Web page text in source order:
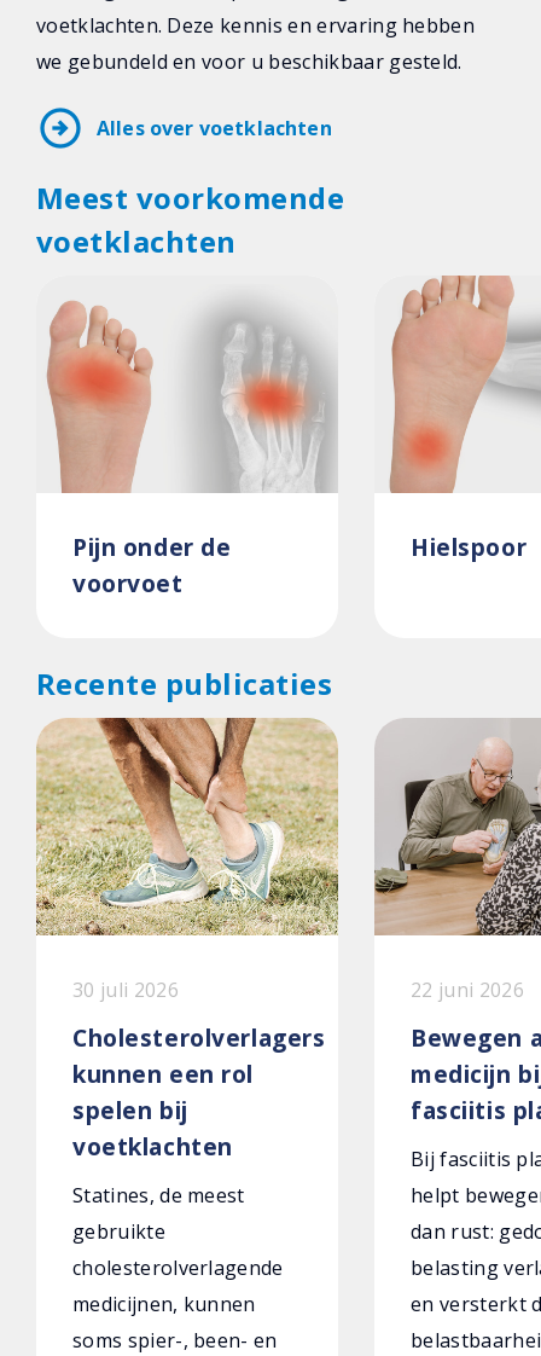
voetklachten. Deze kennis en ervaring hebben
we gebundeld en voor u beschikbaar gesteld.
arrow_circle_right Alles over voetklachten
Meest voorkomende
voetklachten
Pijn onder de
voorvoet
Hielspoor
Recente publicaties
30 juli 2026
Cholesterolverlagers
kunnen een rol
spelen bij
voetklachten
Statines, de meest
gebruikte
cholesterolverlagende
medicijnen, kunnen
soms spier-, been- en
22 juni 2026
Bewegen
medicijn
fasciitis
Bij fasciitis
helpt
dan rust:
belasting
en versterkt